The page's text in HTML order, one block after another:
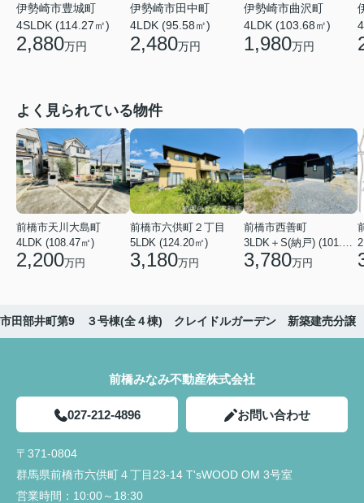
伊勢崎市豊城町
4SLDK (114.27㎡)
2,880万円
伊勢崎市田中町
4LDK (95.58㎡)
2,480万円
伊勢崎市曲沢町
4LDK (103.68㎡)
1,980万円
よく見られている物件
前橋市天川大島町
4LDK (108.47㎡)
2,200万円
前橋市六供町２丁目
5LDK (124.20㎡)
3,180万円
前橋市西善町
3,780万円
市田部井町第9 ３号棟(全４棟) クレイドルガーデン 新築建売分譲
前橋みなみ不動産株式会社
027-212-4896 お問い合わせ
〒371-0804
群馬県前橋市六供町４丁目23‐14 T'sWOOD OM 3号室
営業時間： 10:00～18:30